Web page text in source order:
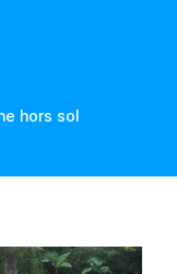
hors sol